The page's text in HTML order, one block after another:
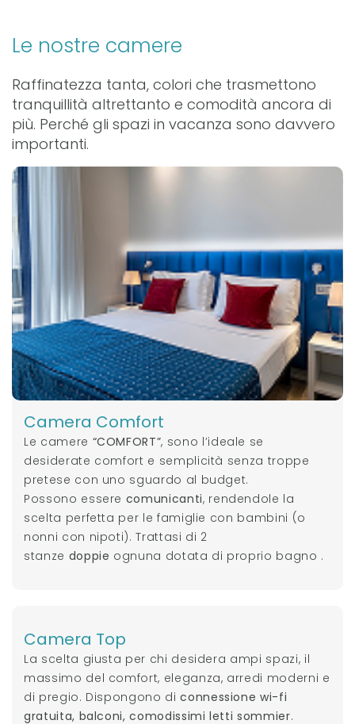
Le nostre camere
Raffinatezza tanta, colori che trasmettono
tranquillità altrettanto e comodità ancora di
più. Perché gli spazi in vacanza sono davvero
importanti.
Camera Comfort
Le camere “COMFORT”, sono l’ideale se
desiderate comfort e semplicità senza troppe
pretese con uno sguardo al budget.
Possono essere comunicanti, rendendole la
scelta perfetta per le famiglie con bambini (o
nonni con nipoti). Trattasi di 2
stanze doppie ognuna dotata di proprio bagno .
Camera Top
La scelta giusta per chi desidera ampi spazi, il
massimo del comfort, eleganza, arredi moderni e
di pregio. Dispongono diconnessione wi-fi
gratuita, balconi, comodissimi letti sommier.